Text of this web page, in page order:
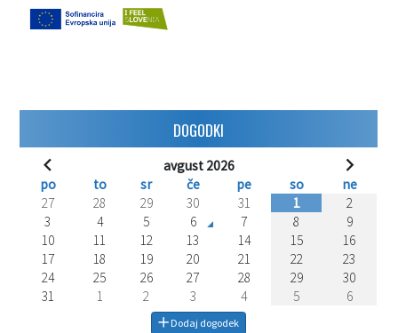
DOGODKI
avgust 2026
po
to sr če pe so
ne
27
28 29 30 31 1
2
3
4 5 6 7 8
9
10
11 12 13 14 15
16
17
18 19 20 21 22
23
24
25 26 27 28 29
30
31
1 2 3 4 5 6
Dodaj dogodek